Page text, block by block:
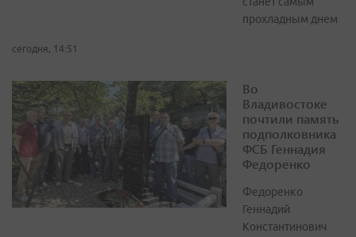
прохладным днем
сегодня, 14:51
Во
Владивостоке
почтили память
подполковника
ФСБ Геннадия
Федоренко
Федоренко
Геннадий
Константинович